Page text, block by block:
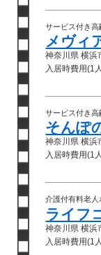
サービス付き
メヴィ
神奈川県 横
入居時費用
サービス付き
そんぽ
神奈川県 横
入居時費用
介護付有料老人
ライフ
神奈川県 横
入居時費用